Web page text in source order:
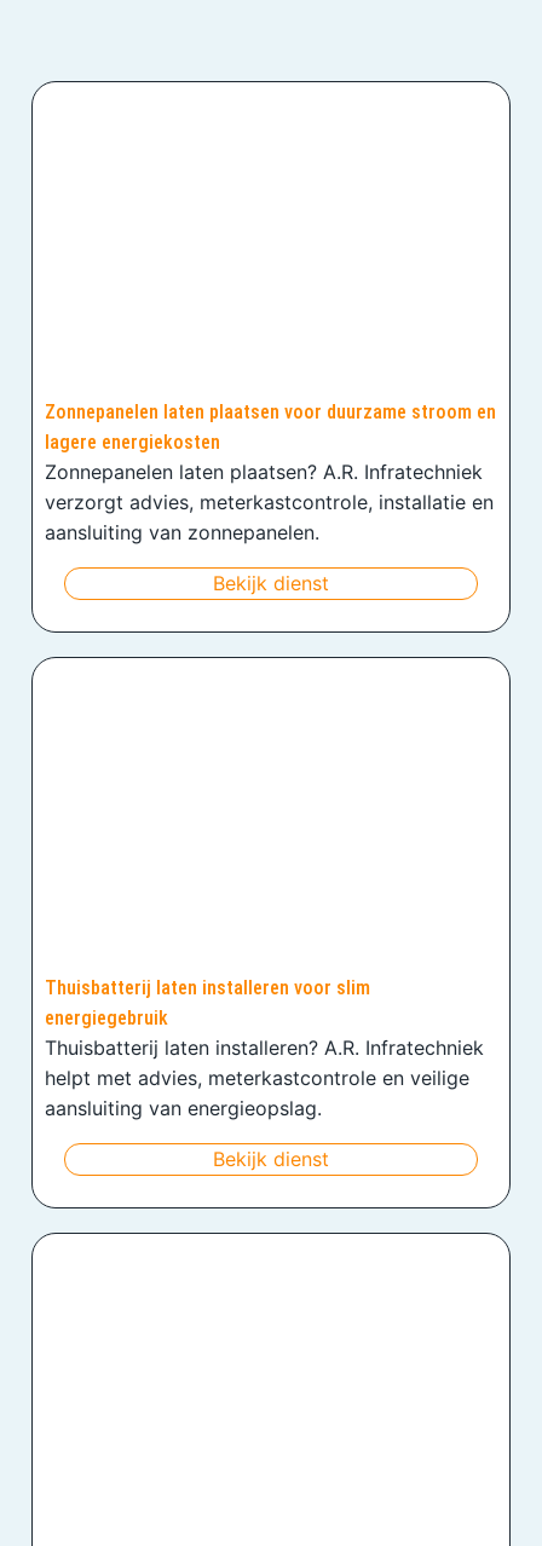
Zonnepanelen laten plaatsen voor duurzame stroom en
lagere energiekosten
Zonnepanelen laten plaatsen? A.R. Infratechniek
verzorgt advies, meterkastcontrole, installatie en
aansluiting van zonnepanelen.
Bekijk dienst
Thuisbatterij laten installeren voor slim
energiegebruik
Thuisbatterij laten installeren? A.R. Infratechniek
helpt met advies, meterkastcontrole en veilige
aansluiting van energieopslag.
Bekijk dienst